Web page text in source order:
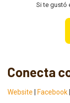
Si te gustó
Conecta
Website | Facebook|